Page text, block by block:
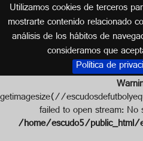
Utilizamos cookies de terceros
mostrarte contenido relacionado
análisis de los hábitos de
consideramos que
Política de
Escudo de C.D.
ISLAS
getimagesize(//
failed to open stream:
/home/escudo5/public_html/